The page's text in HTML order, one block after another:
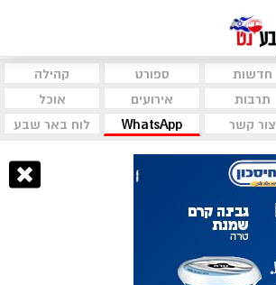
חדשות ספורט
קהילה
תרבות אירועים
אוכל
צור קשר WhatsApp לוח באר שבע